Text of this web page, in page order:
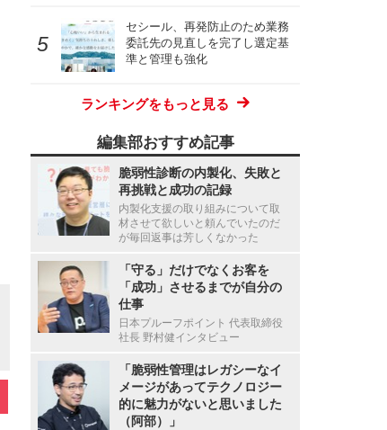
セシール、再発防止のため業務
委託先の見直しを完了し選定基
準と管理も強化
ランキングをもっと見る
編集部おすすめ記事
脆弱性診断の内製化、失敗と
再挑戦と成功の記録
内製化支援の取り組みについて取
材させて欲しいと頼んでいたのだ
が毎回返事は芳しくなかった
「守る」だけでなくお客を
「成功」させるまでが自分の
仕事
日本プルーフポイント 代表取締役
社長 野村健インタビュー
「脆弱性管理はレガシーなイ
メージがあってテクノロジー
的に魅力がないと思いました
（阿部）」